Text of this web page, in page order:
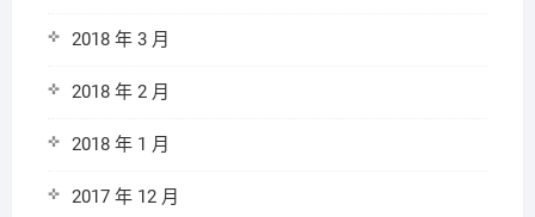
2018 年 3 月
2018 年 2 月
2018 年 1 月
2017 年 12 月